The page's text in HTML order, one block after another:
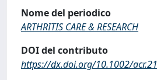
Nome del periodico
ARTHRITIS CARE & RESEARCH
DOI del contributo
https://dx.doi.org/10.1002/